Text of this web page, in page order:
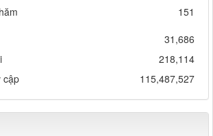
151
31,686
218,114
cập
115,487,527